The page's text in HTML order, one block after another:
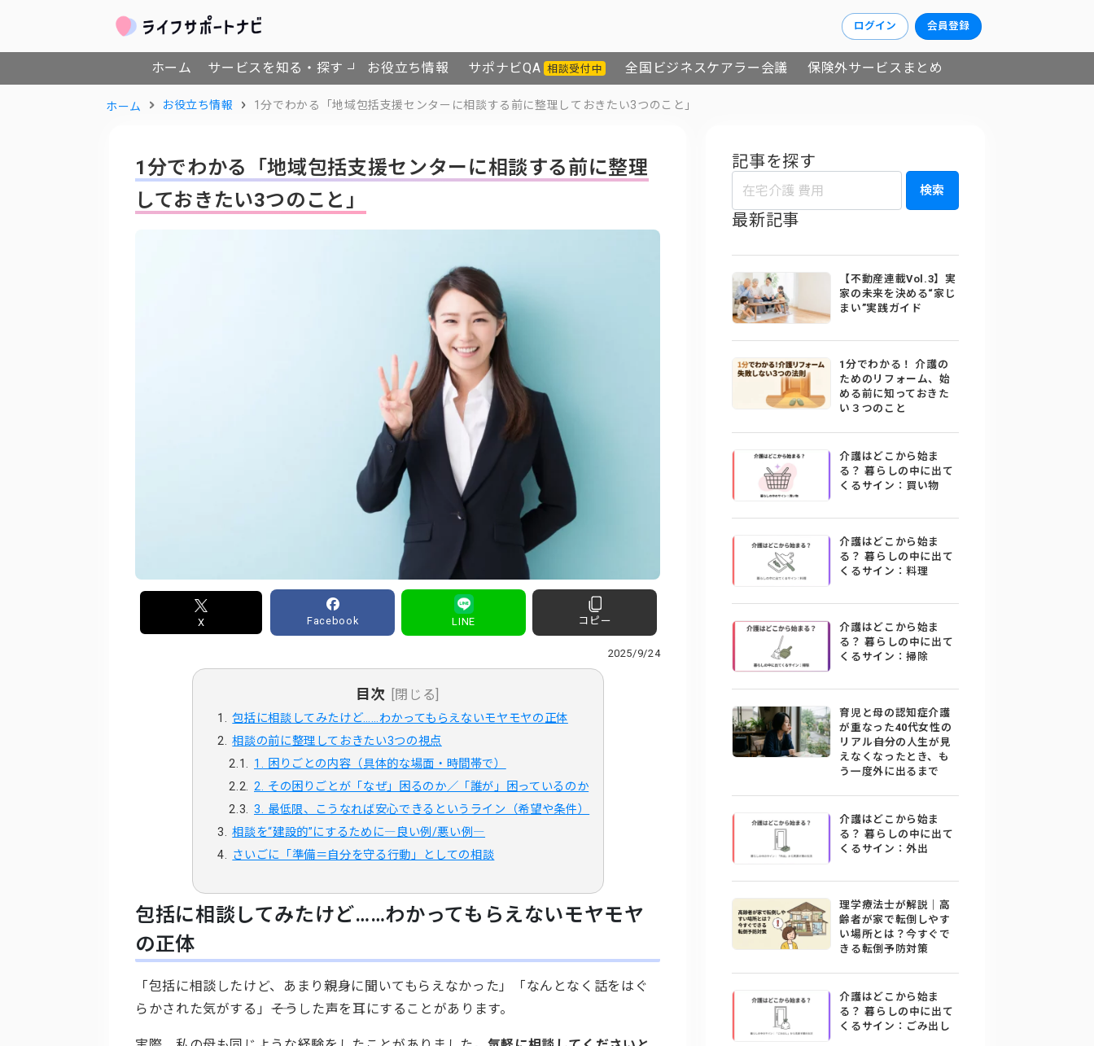
ログイン 会員登録
ホーム サービスを知る・探す お役立ち情報 サポナビQA 相談受付中 全国ビジネスケアラー会議 保険外サービスまとめ
ホーム お役立ち情報 1分でわかる「地域包括支援センターに相談する前に整理しておきたい3つのこと」
1分でわかる「地域包括支援センターに相談する前に整理
しておきたい3つのこと」
X Facebook LINE コピー
2025/9/24
目次 [閉じる]
包括に相談してみたけど……わかってもらえないモヤモヤの正体
相談の前に整理しておきたい3つの視点
1. 困りごとの内容（具体的な場面・時間帯で）
2. その困りごとが「なぜ」困るのか／「誰が」困っているのか
3. 最低限、こうなれば安心できるというライン（希望や条件）
相談を“建設的”にするために―良い例/悪い例―
さいごに「準備＝自分を守る行動」としての相談
包括に相談してみたけど……わかってもらえないモヤモヤ
の正体
「包括に相談したけど、あまり親身に聞いてもらえなかった」「なんとなく話をはぐ
らかされた気がする」――そうした声を耳にすることがあります。
記事を探す
検索
最新記事
【不動産連載Vol.3】実
家の未来を決める“家じ
まい”実践ガイド
1分でわかる！ 介護の
ためのリフォーム、始
める前に知っておきた
い３つのこと
介護はどこから始ま
る？ 暮らしの中に出て
くるサイン：買い物
介護はどこから始ま
る？ 暮らしの中に出て
くるサイン：料理
介護はどこから始ま
る？ 暮らしの中に出て
くるサイン：掃除
育児と母の認知症介護
が重なった40代女性の
リアル――自分の人生が見
えなくなったとき、も
う一度外に出るまで
介護はどこから始ま
る？ 暮らしの中に出て
くるサイン：外出
理学療法士が解説｜高
齢者が家で転倒しやす
い場所とは？今すぐで
きる転倒予防対策
介護はどこから始ま
る？ 暮らしの中に出て
くるサイン：ごみ出し